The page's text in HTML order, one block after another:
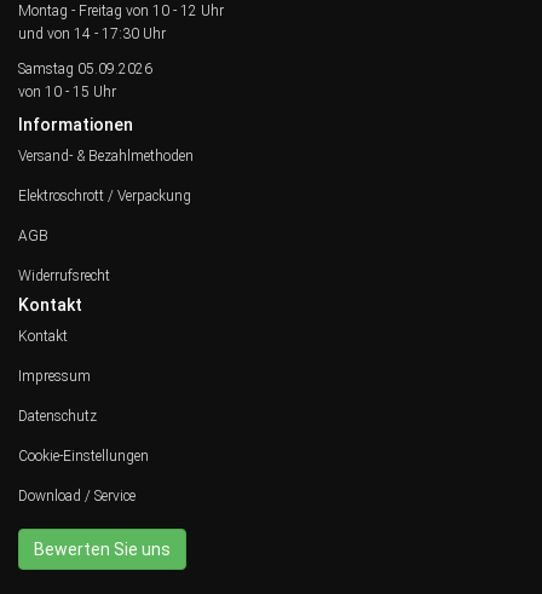
Montag - Freitag von 10 - 12 Uhr
und von 14 - 17:30 Uhr
Samstag 05.09.2026
von 10 - 15 Uhr
Informationen
Versand- & Bezahlmethoden
Elektroschrott / Verpackung
AGB
Widerrufsrecht
Kontakt
Kontakt
Impressum
Datenschutz
Cookie-Einstellungen
Download / Service
Bewerten Sie uns